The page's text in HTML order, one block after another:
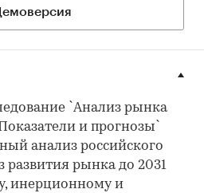
`Анализ рынка
и прогнозы`
анализ российского
развития рынка до 2031
инерционному и